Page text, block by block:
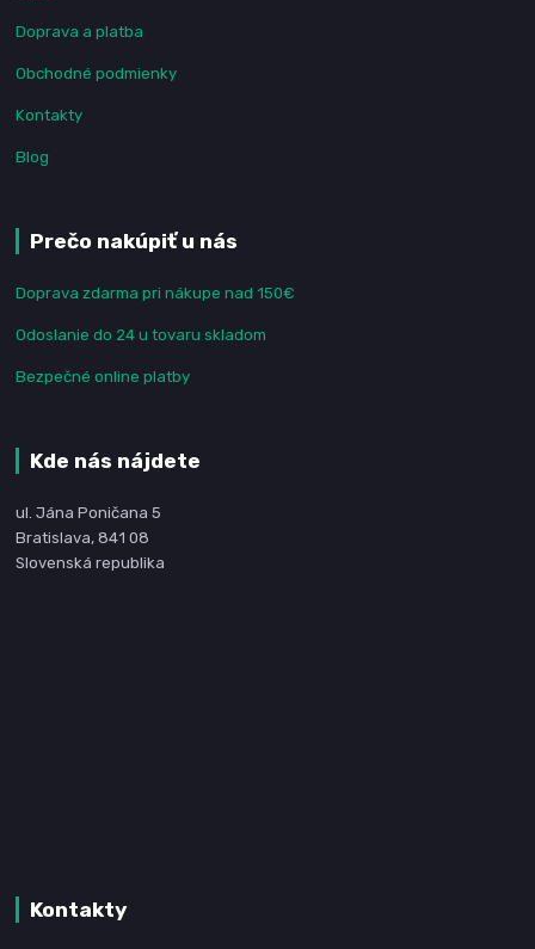
Doprava a platba
Obchodné podmienky
Kontakty
Blog
Prečo nakúpiť u nás
Doprava zdarma pri nákupe nad 150€
Odoslanie do 24 u tovaru skladom
Bezpečné online platby
Kde nás nájdete
ul. Jána Poničana 5
Bratislava, 841 08
Slovenská republika
Kontakty